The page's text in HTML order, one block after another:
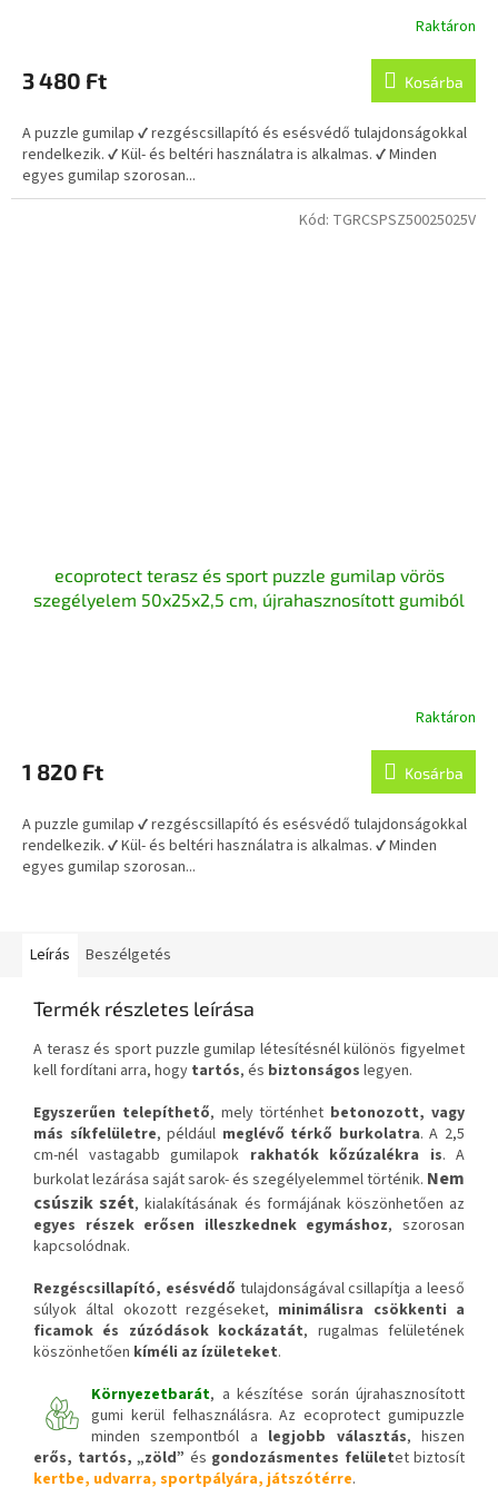
Raktáron
3 480 Ft Kosárba
A puzzle gumilap ✔ rezgéscsillapító és esésvédő tulajdonságokkal
rendelkezik. ✔ Kül- és beltéri használatra is alkalmas. ✔ Minden
egyes gumilap szorosan...
ecoprotect terasz és sport puzzle gumilap vörös
szegélyelem 50x25x2,5 cm, újrahasznosított gumiból
Raktáron
1 820 Ft Kosárba
A puzzle gumilap ✔ rezgéscsillapító és esésvédő tulajdonságokkal
rendelkezik. ✔ Kül- és beltéri használatra is alkalmas. ✔ Minden
egyes gumilap szorosan...
Kód: TGRCSPSZ50025025V
Leírás Beszélgetés
Termék részletes leírása
A terasz és sport puzzle gumilap létesítésnél különös figyelmet
kell fordítani arra, hogy tartós, és biztonságos legyen.
Egyszerűen telepíthető, mely történhet betonozott, vagy
más síkfelületre, például meglévő térkő burkolatra. A 2,5
cm-nél vastagabb gumilapok rakhatók kőzúzalékra is. A
burkolat lezárása saját sarok- és szegélyelemmel történik. Nem
csúszik szét, kialakításának és formájának köszönhetően az
egyes részek erősen illeszkednek egymáshoz, szorosan
kapcsolódnak.
Rezgéscsillapító, esésvédő tulajdonságával csillapítja a leeső
súlyok által okozott rezgéseket, minimálisra csökkenti a
ficamok és zúzódások kockázatát, rugalmas felületének
köszönhetően kíméli az ízületeket.
Környezetbarát, a készítése során újrahasznosított
gumi kerül felhasználásra. Az ecoprotect gumipuzzle
minden szempontból a legjobb választás, hiszen
erős, tartós, „zöld” és gondozásmentes felületet biztosít
kertbe, udvarra, sportpályára, játszótérre.